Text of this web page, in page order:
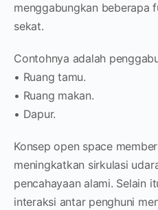
menggabungkan beberapa
sekat.
Contohnya adalah
• Ruang tamu.
• Ruang makan.
• Dapur.
Konsep open space
meningkatkan sirkulasi
pencahayaan alami. Selain
interaksi antar penghuni